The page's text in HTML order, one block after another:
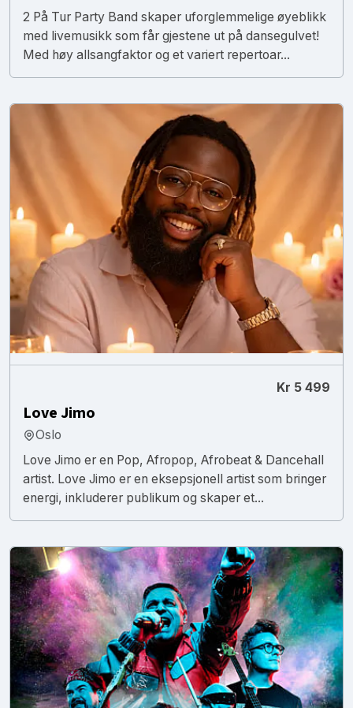
2 På Tur Party Band skaper uforglemmelige øyeblikk
med livemusikk som får gjestene ut på dansegulvet!
Med høy allsangfaktor og et variert repertoar...
Kr 5 499
Love Jimo
Oslo
Love Jimo er en Pop, Afropop, Afrobeat & Dancehall
artist. Love Jimo er en eksepsjonell artist som bringer
energi, inkluderer publikum og skaper et...